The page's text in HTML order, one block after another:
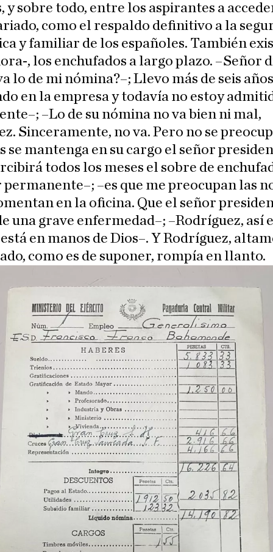
y sobre todo, entre los aspirantes a
como el respaldo definitivo a la
y familiar de los españoles. También
, los enchufados a largo plazo. –Señor
lo de mi nómina?–; Llevo más de seis años
en la empresa y todavía no estoy
–Lo de su nómina no va bien ni mal,
Sinceramente, no va. Pero no se
se mantenga en su cargo el señor
todos los meses el sobre de
–es que me preocupan las
en la oficina. Que el señor
una grave enfermedad–; –Rodríguez, así
en manos de Dios–. Y Rodríguez,
como es de suponer, rompía en llanto.